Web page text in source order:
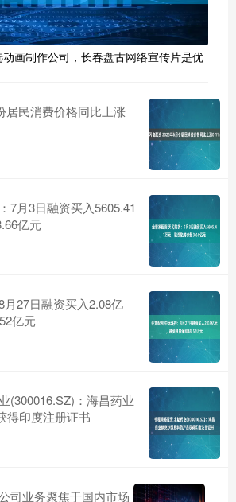
画制作公司，长春盘古网络宣传片是优
居民消费价格同比上涨
7月3日融资买入5605.41
亿元
27日融资买入2.08亿
亿元
(300016.SZ)：海昌药业
得印度注册证书
司业务聚焦于国内市场